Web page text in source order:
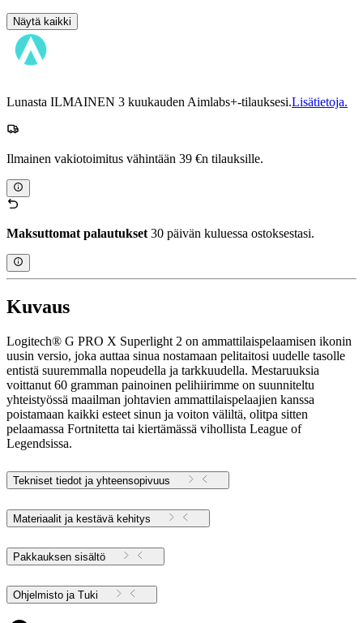
Näytä kaikki
Lunasta ILMAINEN 3 kuukauden Aimlabs+-tilauksesi.Lisätietoja.
Ilmainen vakiotoimitus vähintään 39 €n tilauksille.
Maksuttomat palautukset 30 päivän kuluessa ostoksestasi.
Kuvaus
Logitech® G PRO X Superlight 2 on ammattilaispelaamisen ikonin
uusin versio, joka auttaa sinua nostamaan pelitaitosi uudelle tasolle
entistä suuremmalla nopeudella ja tarkkuudella. Mestaruuksia
voittanut 60 gramman painoinen pelihiirimme on suunniteltu
yhteistyössä maailman johtavien ammattilaispelaajien kanssa
poistamaan kaikki esteet sinun ja voiton väliltä, olitpa sitten
pelaamassa Fortnitetta tai kiertämässä vihollista League of
Legendsissa.
Tekniset tiedot ja yhteensopivuus
Materiaalit ja kestävä kehitys
Pakkauksen sisältö
Ohjelmisto ja Tuki